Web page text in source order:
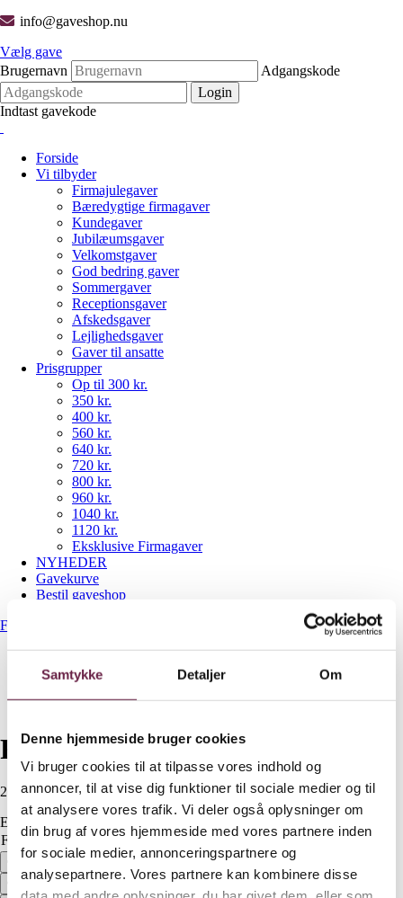
Samtykke Detaljer Om
Denne hjemmeside bruger cookies
Vi bruger cookies til at tilpasse vores indhold og
annoncer, til at vise dig funktioner til sociale medier og til
at analysere vores trafik. Vi deler også oplysninger om
din brug af vores hjemmeside med vores partnere inden
for sociale medier, annonceringspartnere og
analysepartnere. Vores partnere kan kombinere disse
info@gaveshop.nu
Vælg gave
Brugernavn
Adgangskode
Login
Indtast gavekode
Forside
Vi tilbyder
Firmajulegaver
Bæredygtige firmagaver
Kundegaver
Jubilæumsgaver
Velkomstgaver
God bedring gaver
Sommergaver
Receptionsgaver
Afskedsgaver
Lejlighedsgaver
Gaver til ansatte
Prisgrupper
Op til 300 kr.
350 kr.
400 kr.
560 kr.
640 kr.
720 kr.
800 kr.
960 kr.
1040 kr.
1120 kr.
Eksklusive Firmagaver
NYHEDER
Gavekurve
Bestil gaveshop
Forside
Rosti classic osteboks
200,00DKK
Ekskl. moms
Farve
Ryd
Rosti classic osteboks antal